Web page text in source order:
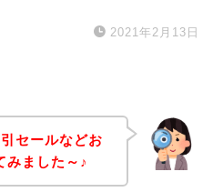
2021年2月13日
セールなどお
みました～♪